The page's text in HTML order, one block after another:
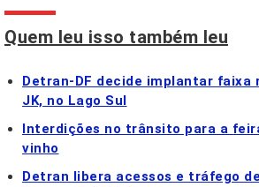
Quem leu isso também leu
Detran-DF decide implantar faixa
JK, no Lago Sul
Interdições no trânsito para a
vinho
Detran libera acessos e tráfego